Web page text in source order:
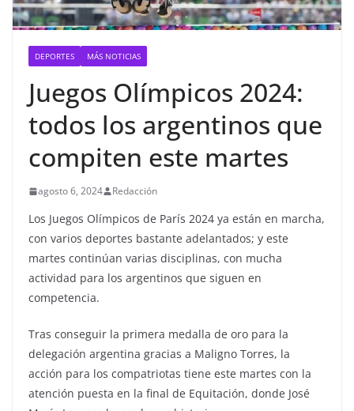
DEPORTES MÁS NOTICIAS
Juegos Olímpicos 2024:
todos los argentinos que
compiten este martes
agosto 6, 2024 Redacción
Los Juegos Olímpicos de París 2024 ya están en marcha,
con varios deportes bastante adelantados; y este
martes continúan varias disciplinas, con mucha
actividad para los argentinos que siguen en
competencia.
Tras conseguir la primera medalla de oro para la
delegación argentina gracias a Maligno Torres, la
acción para los compatriotas tiene este martes con la
atención puesta en la final de Equitación, donde José